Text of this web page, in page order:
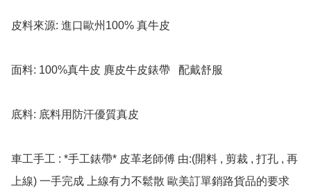
皮料來源: 進口歐州100% 真牛皮
面料: 100%真牛皮 麂皮牛皮錶帶   配戴舒服
底料: 底料用防汗優質真皮
車工手工 : *手工錶帶* 皮革老師傅 由:(開料 , 剪裁 , 打孔 , 再
上線) 一手完成 上線有力不鬆散 歐美訂單銷路貨品的要求